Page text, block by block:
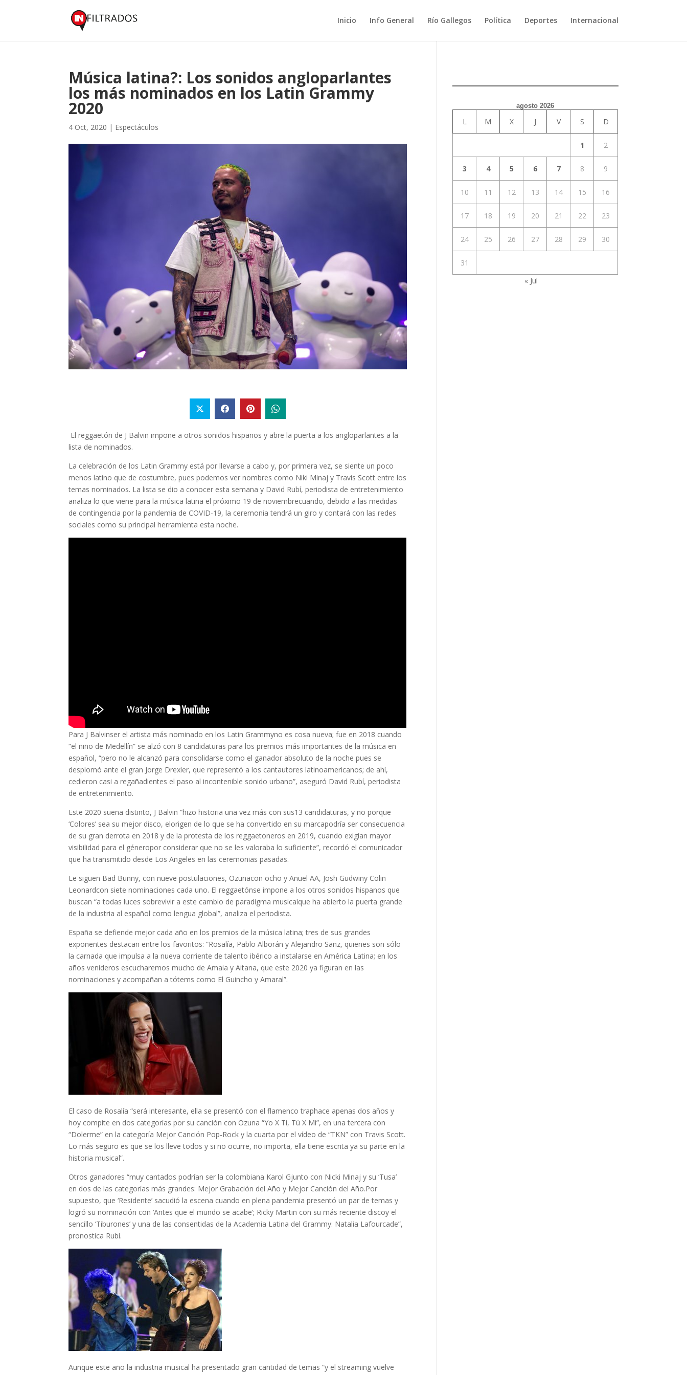
Inicio Info General Río Gallegos Política Deportes Internacional
Música latina?: Los sonidos angloparlantes
los más nominados en los Latin Grammy
2020
4 Oct, 2020 | Espectáculos
El reggaetón de J Balvin impone a otros sonidos hispanos y abre la puerta a los angloparlantes a la
lista de nominados.
La celebración de los Latin Grammy está por llevarse a cabo y, por primera vez, se siente un poco
menos latino que de costumbre, pues podemos ver nombres como Niki Minaj y Travis Scott entre los
temas nominados. La lista se dio a conocer esta semana y David Rubí, periodista de entretenimiento
analiza lo que viene para la música latina el próximo 19 de noviembrecuando, debido a lasmedidas
de contingencia por la pandemia de COVID-19, la ceremonia tendrá un giro y contará con las redes
sociales como su principal herramienta esta noche.
Para J Balvinser el artista más nominado en los Latin Grammyno es cosa nueva; fue en 2018 cuando
“el niño de Medellín” se alzó con 8 candidaturas paralos premios más importantes de la música en
español, “pero no le alcanzó para consolidarse como el ganador absoluto de la noche pues se
desplomó ante el gran Jorge Drexler, que representó a los cantautores latinoamericanos; de ahí,
cedieron casi a regañadientes el paso al incontenible sonido urbano”, aseguró David Rubí, periodista
de entretenimiento.
Este 2020 suena distinto, J Balvin “hizo historia una vez más con sus13 candidaturas, y no porque
‘Colores’ sea su mejor disco, elorigen de lo que se ha convertido en su marcapodría ser consecuencia
de su gran derrota en 2018 y de la protesta de los reggaetoneros en 2019, cuando exigíanmayor
visibilidad para el géneropor considerar que no se les valoraba lo suficiente”, recordó el comunicador
que ha transmitido desde Los Angeles en las ceremonias pasadas.
Le siguen Bad Bunny, con nueve postulaciones, Ozunacon ocho yAnuel AA, Josh Gudwiny Colin
Leonardcon siete nominaciones cada uno. Elreggaetónse impone a los otros sonidos hispanos que
buscan “a todas luces sobrevivir a este cambio de paradigma musicalque ha abierto la puerta grande
de la industria al español como lengua global”, analiza el periodista.
España se defiende mejor cada año en lospremios de la música latina; tres de sus grandes
exponentes destacan entre los favoritos: “Rosalía, Pablo Alborán y Alejandro Sanz, quienes son sólo
la carnada que impulsa a la nueva corriente de talento ibérico a instalarse en América Latina; en los
años venideros escucharemos mucho deAmaia y Aitana, que este 2020 ya figuran en las
nominaciones y acompañan a tótems como El Guincho y Amaral”.
El caso de Rosalía “será interesante, ella se presentó con elflamenco traphace apenas dos años y
hoy compite en dos categorías por su canción con Ozuna “Yo X Ti, Tú X Mi”, en una tercera con
“Dolerme” en la categoría Mejor Canción Pop-Rock y la cuarta por el vídeo de “TKN” con Travis Scott.
Lo más seguro es que se los lleve todos y si no ocurre, no importa, ella tiene escrita ya su parte en la
historia musical”.
Otros ganadores “muy cantados podrían serla colombiana Karol Gjunto con Nicki Minaj y su ‘Tusa’
en dos de las categorías más grandes: Mejor Grabación del Año y Mejor Canción del Año.Por
supuesto, que ‘Residente’ sacudió la escena cuando en plena pandemia presentó un par de temas y
logró su nominación con ‘Antes que el mundo se acabe’; Ricky Martin con su más reciente discoy el
sencillo ‘Tiburones’ y una de las consentidas de la Academia Latina del Grammy: Natalia Lafourcade”,
pronostica Rubí.
Aunque este año la industria musical ha presentado gran cantidad de temas “y el streamingvuelve
agosto 2026
L M X J V S D
1 2
3 4 5 6 7 8 9
10 11 12 13 14 15 16
17 18 19 20 21 22 23
24 25 26 27 28 29 30
31
« Jul